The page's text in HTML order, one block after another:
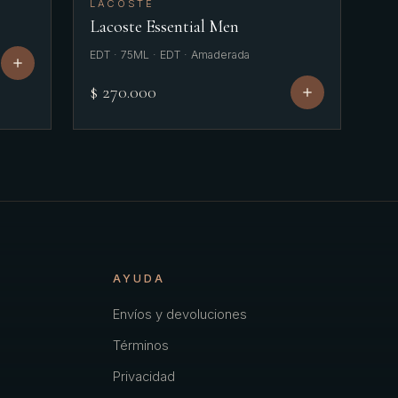
LACOSTE
Lacoste Essential Men
EDT · 75ML · EDT · Amaderada
$ 270.000
AYUDA
Envíos y devoluciones
Términos
Privacidad